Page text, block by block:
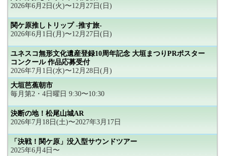
2026年6月2日(火)〜12月27日(日)
関ケ原推しトリップ -推す旅-
2026年6月1日(月)〜12月27日(日)
ユネスコ無形文化遺産登録10周年記念 大垣まつりPRポスター
コンクール 作品応募受付
2026年7月1日(水)〜12月28日(月)
大垣芭蕉朝市
毎月第2・4日曜日 9:30〜10:30
決断の地！松尾山城AR
2026年7月18日(土)〜2027年3月17日
「決戦！関ケ原」没入型サウンドツアー
2025年6月4日〜